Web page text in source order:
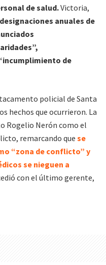
de salud.Victoria,
anuales de
de
policial de Santa
hechos que ocurrieron. La
Rogelio Nerón como el
remarcando que se
“zona de conflicto” y
se nieguen a
con el último gerente,